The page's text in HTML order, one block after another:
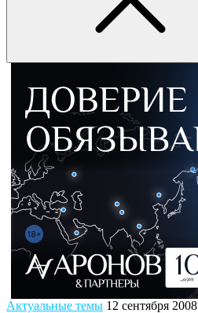
Актуальные темы 12 сентября 2008